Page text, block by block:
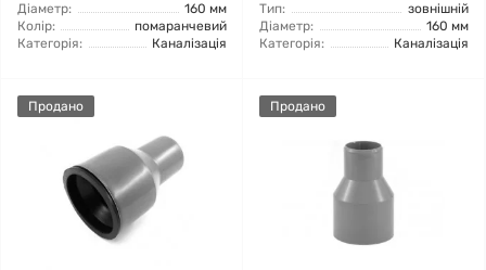
Діаметр:
160 мм
Колір:
помаранчевий
Категорія:
Каналізація
Тип:
зовнішній
Діаметр:
160 мм
Категорія:
Каналізація
Продано Продано